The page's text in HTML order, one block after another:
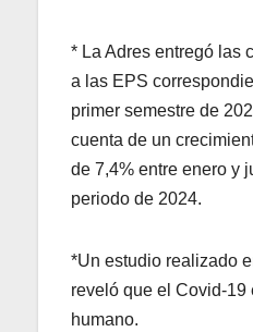
* La Adres entregó las
a las EPS
primer semestre de
cuenta de un
de 7,4% entre enero y
periodo de 2024.
*Un estudio realizado
reveló que el Covid-19
humano.